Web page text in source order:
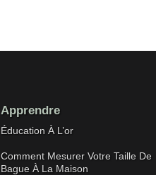
Apprendre
Éducation À L’or
Comment Mesurer Votre Taille De
Bague À La Maison